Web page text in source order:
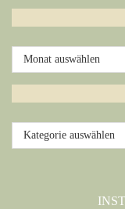
Archiv
Kategorien